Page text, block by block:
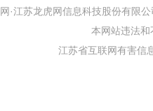
·江苏龙虎网信息科技股份有限
本网站违法
江苏省互联网有害